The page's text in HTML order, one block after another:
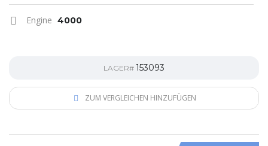
Engine 4000
LAGER# 153093
ZUM VERGLEICHEN HINZUFÜGEN